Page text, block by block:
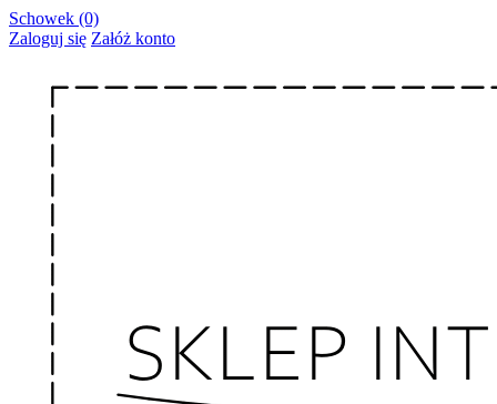
Schowek (0)
Zaloguj się Załóż konto